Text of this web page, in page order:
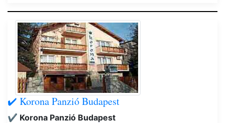
✔️ Korona Panzió Budapest
✔️ Korona Panzió Budapest